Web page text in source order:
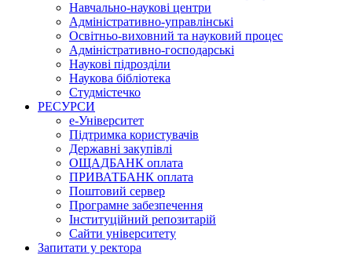
Навчально-наукові центри
Адміністративно-управлінські
Освітньо-виховний та науковий процес
Адміністративно-господарські
Наукові підрозділи
Наукова бібліотека
Студмістечко
РЕСУРСИ
е-Університет
Підтримка користувачів
Державні закупівлі
ОЩАДБАНК оплата
ПРИВАТБАНК оплата
Поштовий сервер
Програмне забезпечення
Інституційний репозитарій
Сайти університету
Запитати у ректора